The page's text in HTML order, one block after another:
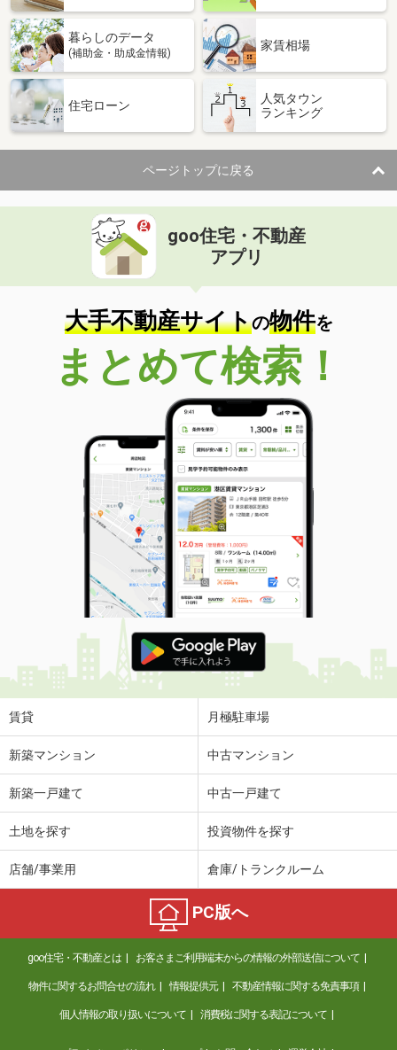
暮らしのデータ
(補助金・助成金情報)
家賃相場
住宅ローン
人気タウン
ランキング
ページトップに戻る
goo住宅・不動産
アプリ
大手不動産サイトの物件を
まとめて検索！
賃貸 月極駐車場
新築マンション 中古マンション
新築一戸建て 中古一戸建て
土地を探す 投資物件を探す
店舗/事業用 倉庫/トランクルーム
PC版へ
goo住宅・不動産とは お客さまご利用端末からの情報の外部送信について
物件に関するお問合せの流れ 情報提供元 不動産情報に関する免責事項
個人情報の取り扱いについて 消費税に関する表記について